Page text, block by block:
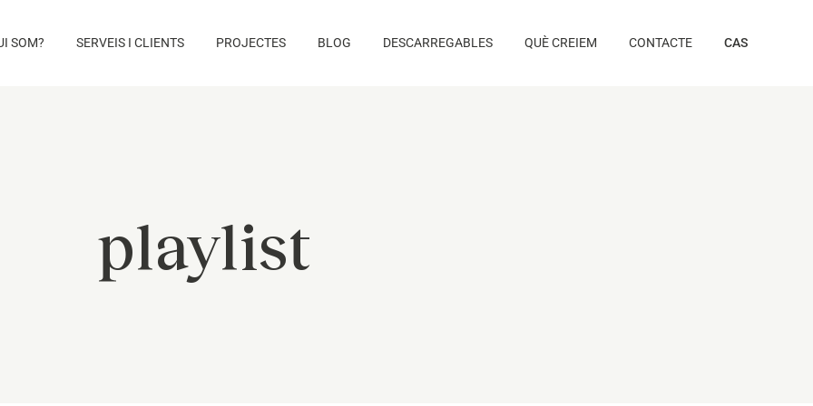
SOM? SERVEIS I CLIENTS PROJECTES BLOG DESCARREGABLES QUÈ CREIEM CONTACTE CAS
playlist